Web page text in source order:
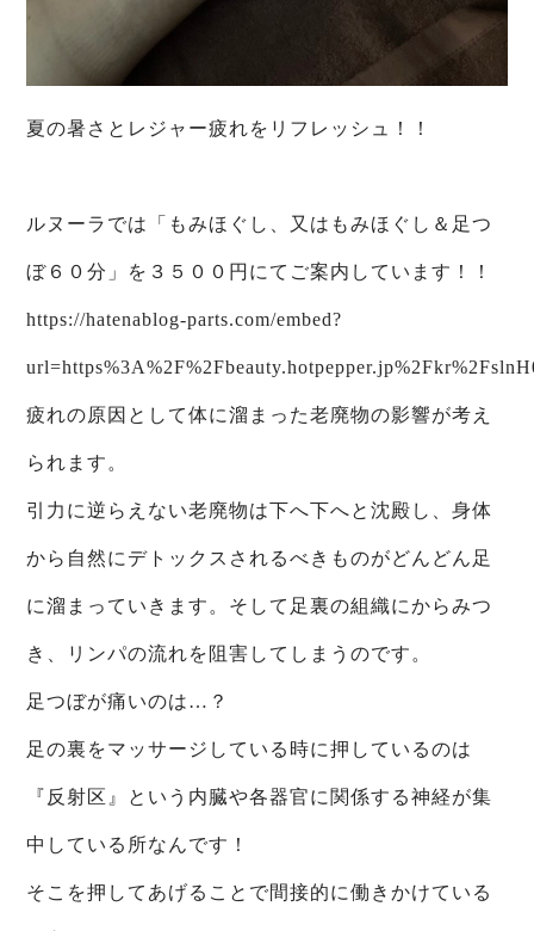
夏の暑さとレジャー疲れをリフレッシュ！！
ルヌーラでは「もみほぐし、又はもみほぐし＆足つ
ぼ６０分」を３５００円にてご案内しています！！
https://hatenablog-parts.com/embed?
疲れの原因として体に溜まった老廃物の影響が考え
られます。
引力に逆らえない老廃物は下へ下へと沈殿し、身体
から自然にデトックスされるべきものがどんどん足
に溜まっていきます。そして足裏の組織にからみつ
き、リンパの流れを阻害してしまうのです。
足つぼが痛いのは…？
足の裏をマッサージしている時に押しているのは
『反射区』という内臓や各器官に関係する神経が集
中している所なんです！
そこを押してあげることで間接的に働きかけている